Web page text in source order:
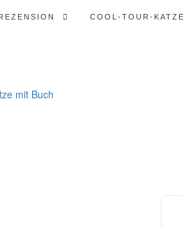
COOL-TOUR-KATZE